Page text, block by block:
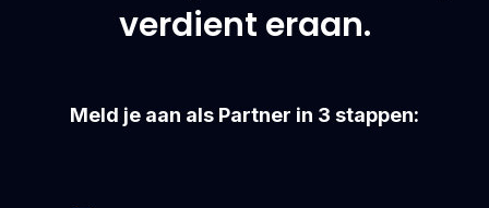
verdient eraan.
Meld je aan als Partner in 3 stappen: